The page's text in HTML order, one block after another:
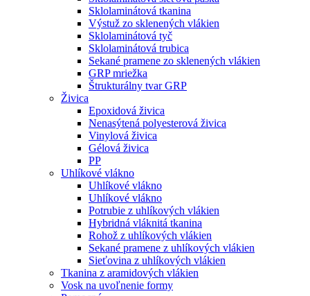
Sklolaminátová tkanina
Výstuž zo sklenených vlákien
Sklolaminátová tyč
Sklolaminátová trubica
Sekané pramene zo sklenených vlákien
GRP mriežka
Štrukturálny tvar GRP
Živica
Epoxidová živica
Nenasýtená polyesterová živica
Vinylová živica
Gélová živica
PP
Uhlíkové vlákno
Uhlíkové vlákno
Uhlíkové vlákno
Potrubie z uhlíkových vlákien
Hybridná vláknitá tkanina
Rohož z uhlíkových vlákien
Sekané pramene z uhlíkových vlákien
Sieťovina z uhlíkových vlákien
Tkanina z aramidových vlákien
Vosk na uvoľnenie formy